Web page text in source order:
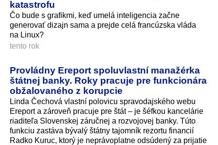
katastrofu
Čo bude s grafikmi, keď umelá inteligencia začne
generovať dizajn sama a prejde celá francúzska vláda
na Linux?
tento rok
Provládny Ereport spoluvlastní manažérka
štátnej banky. Roky pracuje pre funkcionára
obžalovaného z korupcie
Linda Čechová vlastní polovicu spravodajského webu
Ereport a zároveň pracuje pre štát – je šéfkou kancelárie
riaditeľa Slovenskej záručnej a rozvojovej banky. Túto
funkciu zastáva bývalý štátny tajomník rezortu financií
Radko Kuruc, ktorý je neprávoplatne odsúdený za prijatie